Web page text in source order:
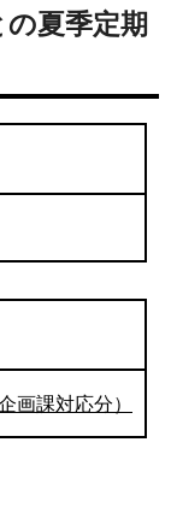
夏季定期
画課対応分）